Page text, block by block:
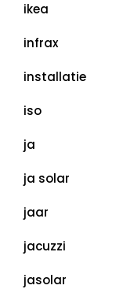
ikea
infrax
installatie
iso
ja
ja solar
jaar
jacuzzi
jasolar